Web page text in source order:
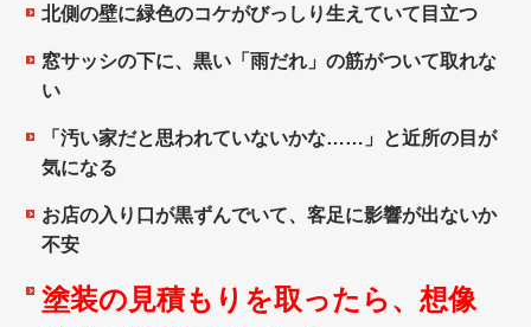
北側の壁に緑色のコケがびっしり生えていて目立つ
窓サッシの下に、黒い「雨だれ」の筋がついて取れな
い
「汚い家だと思われていないかな……」と近所の目が
気になる
お店の入り口が黒ずんでいて、客足に影響が出ないか
不安
塗装の見積もりを取ったら、想像